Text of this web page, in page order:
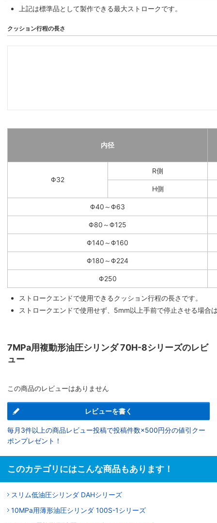
上記は標準品として製作できる最大ストロークです。
クッション行程の長さ
内径
Φ32
R側
H側
Φ40～Φ63
Φ80～Φ125
Φ140～Φ160
Φ180～Φ224
Φ250
ストロークエンドで使用できるクッション行程の長さです。
ストロークエンドで使用せず、5mm以上手前で停止させる場合
7MPa用複動形油圧シリンダ 70H-8シリーズのレビ
ュー
この商品のレビューはありません
レビューを書く
毎月3件以上の商品レビュー投稿で投稿件数×500円分の値引クー
ポンプレゼント！
このカテゴリにはこんな商品もあります！
スリム低油圧シリンダ DAHシリーズ
10MPa用薄形油圧シリンダ 100S-1シリーズ